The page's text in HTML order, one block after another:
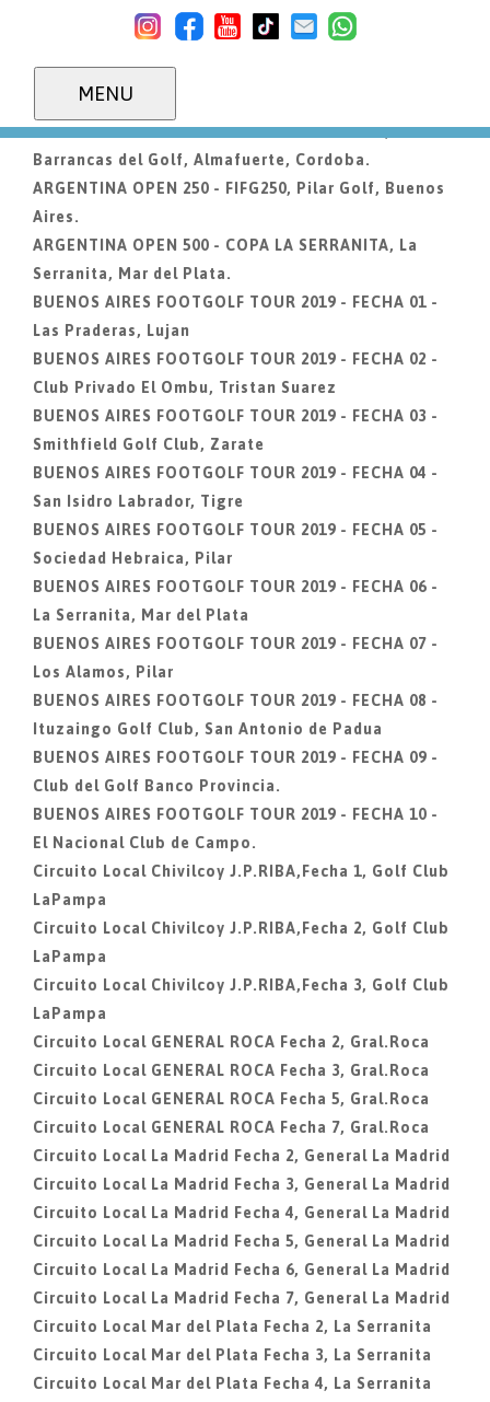
MENU
ARGENTINA MAJOR, Las Paderas de Lujan. 28/Nov al
ARGENTINA OPEN 100 - FIFG100, Pilar Golf, Buenos
ARGENTINA OPEN 250 - COPA RIO TERCERO,
Barrancas del Golf, Almafuerte, Cordoba.
ARGENTINA OPEN 250 - FIFG250, Pilar Golf, Buenos
Aires.
ARGENTINA OPEN 500 - COPA LA SERRANITA, La
Serranita, Mar del Plata.
BUENOS AIRES FOOTGOLF TOUR 2019 - FECHA 01 -
Las Praderas, Lujan
BUENOS AIRES FOOTGOLF TOUR 2019 - FECHA 02 -
Club Privado El Ombu, Tristan Suarez
BUENOS AIRES FOOTGOLF TOUR 2019 - FECHA 03 -
Smithfield Golf Club, Zarate
BUENOS AIRES FOOTGOLF TOUR 2019 - FECHA 04 -
San Isidro Labrador, Tigre
BUENOS AIRES FOOTGOLF TOUR 2019 - FECHA 05 -
Sociedad Hebraica, Pilar
BUENOS AIRES FOOTGOLF TOUR 2019 - FECHA 06 -
La Serranita, Mar del Plata
BUENOS AIRES FOOTGOLF TOUR 2019 - FECHA 07 -
Los Alamos, Pilar
BUENOS AIRES FOOTGOLF TOUR 2019 - FECHA 08 -
Ituzaingo Golf Club, San Antonio de Padua
BUENOS AIRES FOOTGOLF TOUR 2019 - FECHA 09 -
Club del Golf Banco Provincia.
BUENOS AIRES FOOTGOLF TOUR 2019 - FECHA 10 -
El Nacional Club de Campo.
Circuito Local Chivilcoy J.P.RIBA,Fecha 1, Golf Club
LaPampa
Circuito Local Chivilcoy J.P.RIBA,Fecha 2, Golf Club
LaPampa
Circuito Local Chivilcoy J.P.RIBA,Fecha 3, Golf Club
LaPampa
Circuito Local GENERAL ROCA Fecha 2, Gral.Roca
Circuito Local GENERAL ROCA Fecha 3, Gral.Roca
Circuito Local GENERAL ROCA Fecha 5, Gral.Roca
Circuito Local GENERAL ROCA Fecha 7, Gral.Roca
Circuito Local La Madrid Fecha 2, General La Madrid
Circuito Local La Madrid Fecha 3, General La Madrid
Circuito Local La Madrid Fecha 4, General La Madrid
Circuito Local La Madrid Fecha 5, General La Madrid
Circuito Local La Madrid Fecha 6, General La Madrid
Circuito Local La Madrid Fecha 7, General La Madrid
Circuito Local Mar del Plata Fecha 2, La Serranita
Circuito Local Mar del Plata Fecha 3, La Serranita
Circuito Local Mar del Plata Fecha 4, La Serranita